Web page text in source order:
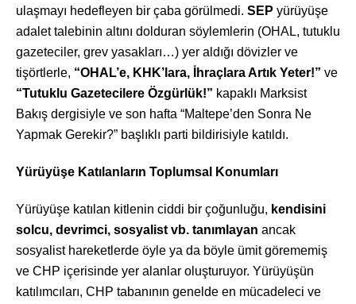
ulaşmayı hedefleyen bir çaba görülmedi. SEP yürüyüşe
adalet talebinin altını dolduran söylemlerin (OHAL, tutuklu
gazeteciler, grev yasakları…) yer aldığı dövizler ve
tişörtlerle, “OHAL’e, KHK’lara, İhraçlara Artık Yeter!” ve
“Tutuklu Gazetecilere Özgürlük!” kapaklı Marksist
Bakış dergisiyle ve son hafta “Maltepe’den Sonra Ne
Yapmak Gerekir?” başlıklı parti bildirisiyle katıldı.
Yürüyüşe Katılanların Toplumsal Konumları
Yürüyüşe katılan kitlenin ciddi bir çoğunluğu, kendisini
solcu, devrimci, sosyalist vb. tanımlayan ancak
sosyalist hareketlerde öyle ya da böyle ümit görememiş
ve CHP içerisinde yer alanlar oluşturuyor. Yürüyüşün
katılımcıları, CHP tabanının genelde en mücadeleci ve